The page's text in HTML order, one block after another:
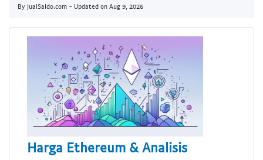
By JualSaldo.com - Updated on Aug 9, 2026
Harga Ethereum & Analisis